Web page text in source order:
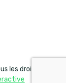
les droits sont